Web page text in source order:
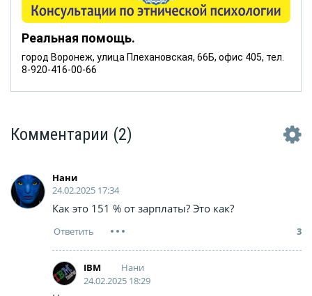
Реальная помощь.
город Воронеж, улица Плехановская, 66Б, офис 405, тел.
8-920-416-00-66
Комментарии (2)
Нани
24.02.2025 17:34
Как это 151 % от зарплаты? Это как?
3
IBM
Нани
24.02.2025 18:29